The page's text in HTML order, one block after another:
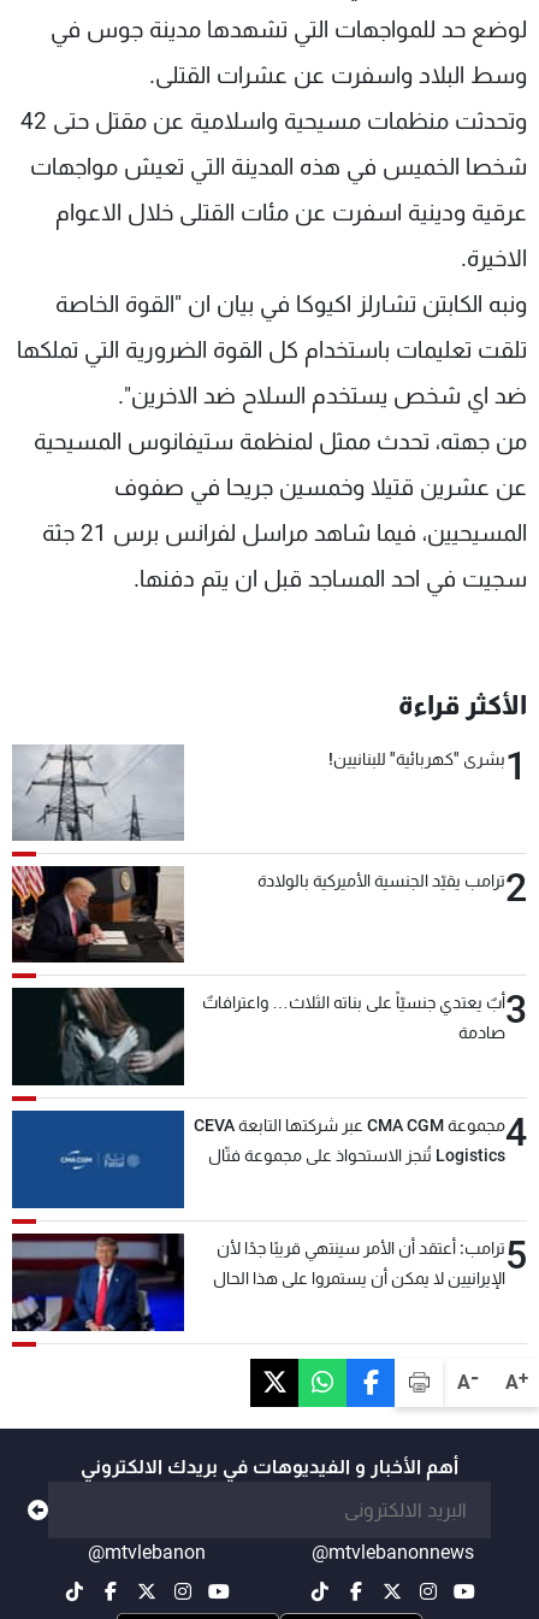
A+
A-
لوضع حد للمواجهات التي تشهدها مدينة جوس في
وسط البلاد واسفرت عن عشرات القتلى.
وتحدثت منظمات مسيحية واسلامية عن مقتل حتى 42
شخصا الخميس في هذه المدينة التي تعيش مواجهات
عرقية ودينية اسفرت عن مئات القتلى خلال الاعوام
الاخيرة.
ونبه الكابتن تشارلز اكيوكا في بيان ان "القوة الخاصة
تلقت تعليمات باستخدام كل القوة الضرورية التي تملكها
ضد اي شخص يستخدم السلاح ضد الاخرين".
من جهته، تحدث ممثل لمنظمة ستيفانوس المسيحية
عن عشرين قتيلا وخمسين جريحا في صفوف
المسيحيين، فيما شاهد مراسل لفرانس برس 21 جثة
سجيت في احد المساجد قبل ان يتم دفنها.
الأكثر قراءة
1بشرى "كهربائية" للبنانيين!
2ترامب يقيّد الجنسية الأميركية بالولادة
3أبٌ يعتدي جنسيّاً على بناته الثلاث… واعترافاتٌ
صادمة
4
مجموعة CMA CGM عبر شركتها التابعة CEVA
Logistics تُنجز الاستحواذ على مجموعة فتّال
5ترامب: أعتقد أن الأمر سينتهي قريبًا جدًا لأن
الإيرانيين لا يمكن أن يستمروا على هذا الحال
أهم الأخبار و الفيديوهات في بريدك الالكتروني
@mtvlebanonnews
@mtvlebanon
شاهد البرامج
عن MTV
الإنـتـاج
وظائف
تواصل معنا
شروط الإسـتخدام
سياسة الخصوصية